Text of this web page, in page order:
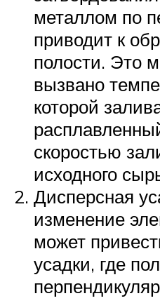
металлом по
приводит к
полости. Это
вызвано
которой
скоростью
исходного
Дисперсная
изменение
может
усадки, где